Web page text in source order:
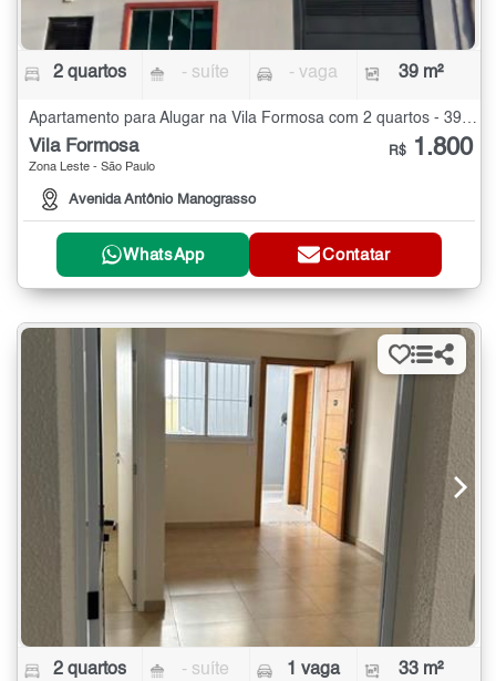
2 quartos - suíte - vaga 39 m²
Apartamento para Alugar na Vila Formosa com 2 quartos - 39 m²
Vila Formosa
Zona Leste - São Paulo
Avenida Antônio Manograsso
R$ 1.800
WhatsApp Contatar
2 quartos - suíte 1 vaga 33 m²